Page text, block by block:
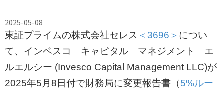
2025-05-08
東証プライムの株式会社セレス ＜3696＞ につい
て、インベスコ キャピタル マネジメント エ
ルエルシー (Invesco Capital Management LLC)が
2025年5月8日付で財務局に変更報告書（5%ルー